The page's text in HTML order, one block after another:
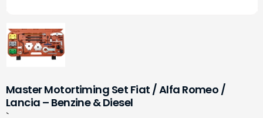
Master Motortiming Set Fiat / Alfa Romeo /
Lancia – Benzine & Diesel